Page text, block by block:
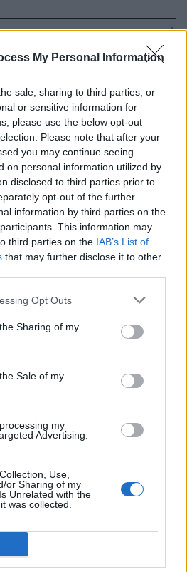
My Personal Information
sale, sharing to third parties, or
or sensitive information for
please use the below opt-out
Please note that after your
you may continue seeing
on personal information utilized by
disclosed to third parties prior to
opt-out of the further
information by third parties on the
This information may
third parties on the IAB’s List of
that may further disclose it to other
Opt Outs
Sharing of my
Sale of my
my
Advertising.
Use,
or Sharing of my
Unrelated with the
was collected.
La Roma
le parole
fa gola alle
la
alla gola